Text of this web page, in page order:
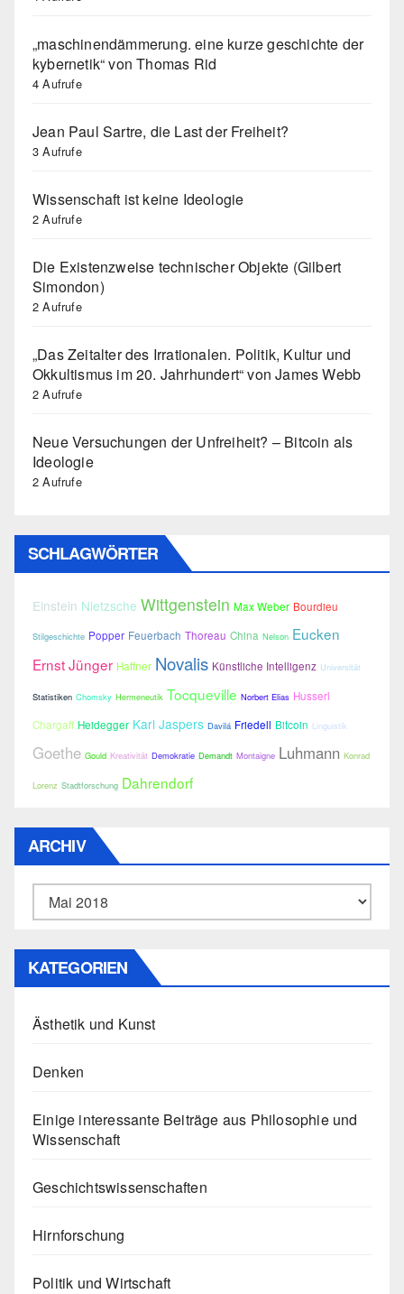
„maschinendämmerung. eine kurze geschichte der
kybernetik“ von Thomas Rid
4 Aufrufe
Jean Paul Sartre, die Last der Freiheit?
3 Aufrufe
Wissenschaft ist keine Ideologie
2 Aufrufe
Die Existenzweise technischer Objekte (Gilbert
Simondon)
2 Aufrufe
„Das Zeitalter des Irrationalen. Politik, Kultur und
Okkultismus im 20. Jahrhundert“ von James Webb
2 Aufrufe
Neue Versuchungen der Unfreiheit? – Bitcoin als
Ideologie
2 Aufrufe
SCHLAGWÖRTER
Einstein Nietzsche Wittgenstein Max Weber Bourdieu
Stilgeschichte Popper Feuerbach Thoreau China Nelson Eucken
Ernst Jünger Haffner Novalis Künstliche Intelligenz Universität
Statistiken Chomsky Hermeneutik Tocqueville Norbert Elias Husserl
Chargaff Heidegger Karl Jaspers Davilá Friedell Bitcoin Linguistik
Goethe Gould Kreativität Demokratie Demandt Montaigne Luhmann Konrad
Lorenz Stadtforschung Dahrendorf
ARCHIV
Archiv
KATEGORIEN
Ästhetik und Kunst
Denken
Einige interessante Beiträge aus Philosophie und
Wissenschaft
Geschichtswissenschaften
Hirnforschung
Politik und Wirtschaft